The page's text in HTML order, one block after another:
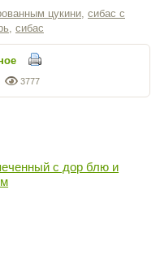
цукини, сибас с
, сибас
3777
с дор блю и